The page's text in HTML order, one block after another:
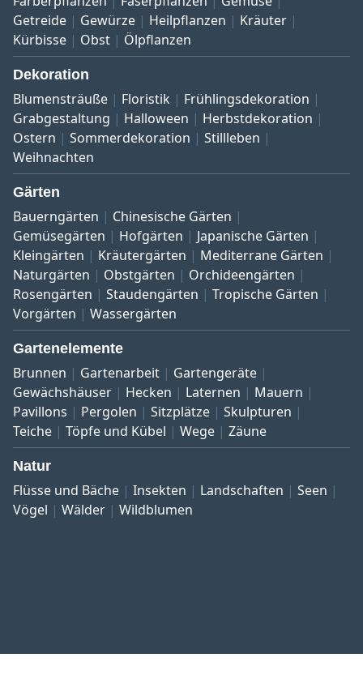
Getreide
Gewürze Heilpflanzen
Kräuter
Kürbisse
Obst Ölpflanzen
Dekoration
Blumensträuße Floristik
Frühlingsdekoration
Grabgestaltung
Halloween
Herbstdekoration
Ostern
Sommerdekoration
Stillleben
Weihnachten
Gärten
Bauerngärten
Chinesische Gärten
Gemüsegärten
Hofgärten
Japanische Gärten
Kleingärten
Kräutergärten
Mediterrane Gärten
Naturgärten
Obstgärten
Orchideengärten
Rosengärten
Staudengärten
Tropische Gärten
Vorgärten
Wassergärten
Gartenelemente
Brunnen Gartenarbeit
Gartengeräte
Gewächshäuser
Hecken Laternen
Mauern
Pavillons
Pergolen Sitzplätze
Skulpturen
Teiche
Töpfe und Kübel Wege Zäune
Natur
Flüsse und Bäche Insekten Landschaften
Seen
Vögel
Wälder Wildblumen